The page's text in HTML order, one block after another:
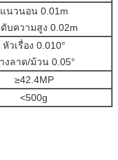
แนวนอน 0.01m
บความสูง 0.02m
หัวเรื่อง 0.010°
งลาด/ม้วน 0.05°
≥42.4MP
<500g